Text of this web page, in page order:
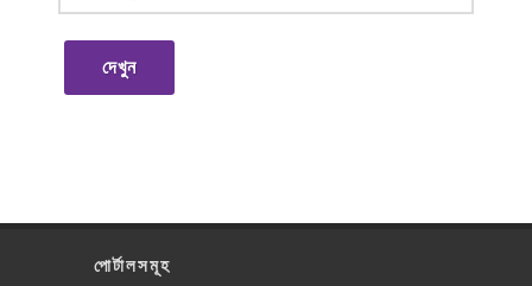
দেখুন
পোর্টালসমূহ